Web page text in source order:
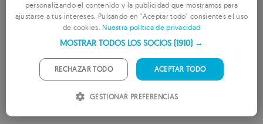
ESCRIBIR UN COMENTARIO
AÑADIR A LISTA DE DESEOS AÑADIR A RECOMENDADAS
ENGLISH
PORTUGUESE
personalizando el contenido y la publicidad que mostramos para
ajustarse a tus intereses. Pulsando en "Aceptar todo" consientes el uso
de cookies. Nuestra política de privacidad
MOSTRAR TODOS LOS SOCIOS (1910) →
ACEPTAR TODO
RECHAZAR TODO
GESTIONAR PREFERENCIAS